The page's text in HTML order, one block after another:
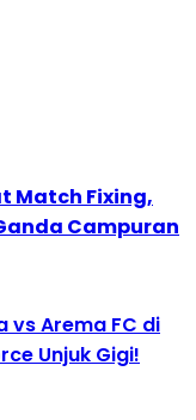
Match Fixing,
Campuran
vs Arema FC di
Unjuk Gigi!